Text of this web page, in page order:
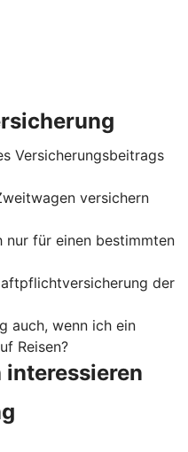
Versicherungsbeitrags
versichern
nur für einen bestimmten
der
auch, wenn ich ein
Reisen?
interessieren